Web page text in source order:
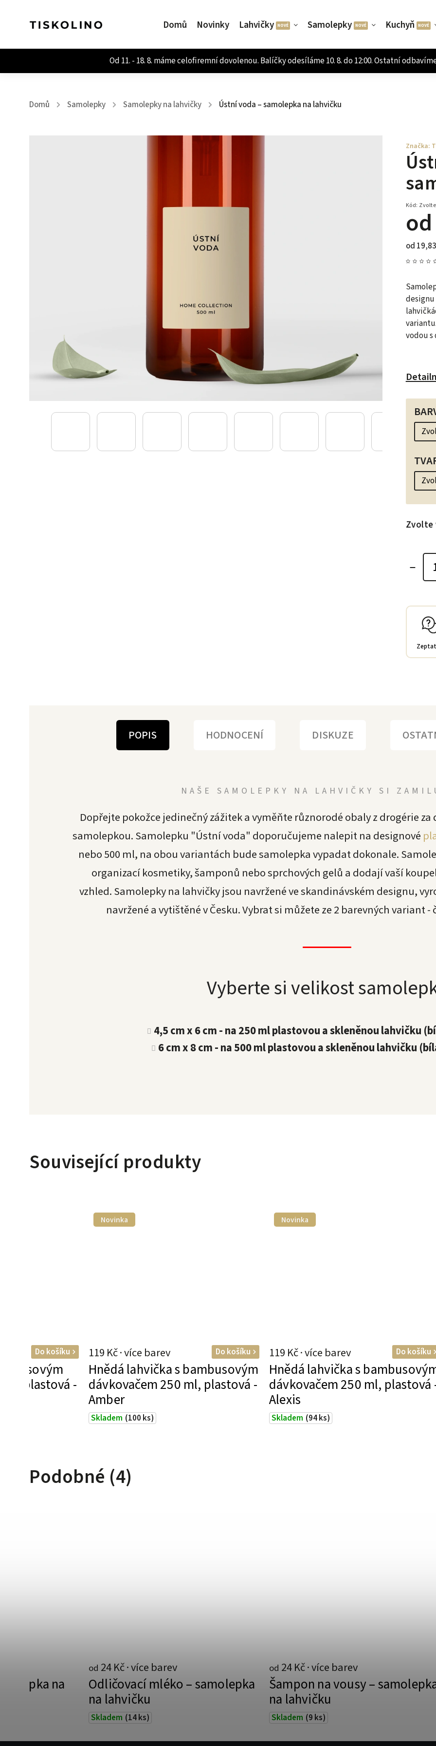
Domů Novinky Lahvičky Samolepky Kuchyň
Domů / Samolepky / Samolepky na lahvičky / Ústní voda – samolepka na lahvičku
Kód:
od
od
designu
variantu.
vodou s
Značka:
Zvolte
POPIS HODNOCENÍ DISKUZE
NAŠE SAMOLEPKY NA LAHVIČKY SI
Dopřejte pokožce jedinečný zážitek a vyměňte různorodé obaly z drogérie
samolepkou. Samolepku "Ústní voda" doporučujeme nalepit na designové
nebo 500 ml, na obou variantách bude samolepka vypadat dokonale.
organizací kosmetiky, šamponů nebo sprchových gelů a dodají vaší
vzhled. Samolepky na lahvičky jsou navržené ve skandinávském designu,
navržené a vytištěné v Česku. Vybrat si můžete ze 2 barevných variant
Vyberte si velikost
4,5 cm x 6 cm - na 250 ml plastovou a skleněnou lahvičku
6 cm x 8 cm - na 500 ml plastovou a skleněnou lahvičku
Související produkty
plastová -
Do košíku
Novinka
Hnědá lahvička s bambusovým
dávkovačem 250 ml, plastová -
Amber
Skladem (100 ks)
119 Kč Do košíku
Novinka
Hnědá lahvička s
dávkovačem 250 ml, plastová
Alexis
Skladem (94 ks)
119 Kč Do košíku
Podobné (4)
na Odličovací mléko – samolepka
na lahvičku
Skladem (14 ks)
od 24 Kč
Šampon na vousy –
na lahvičku
Skladem (9 ks)
od 24 Kč